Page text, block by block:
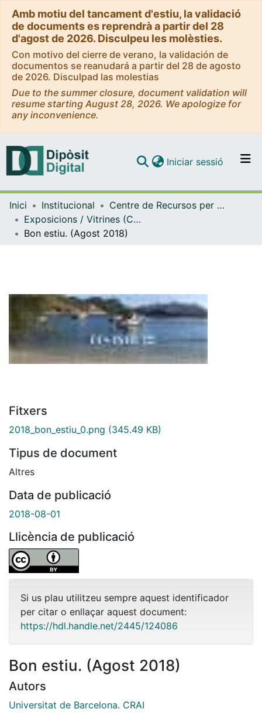
Amb motiu del tancament d'estiu, la validació
de documents es reprendrà a partir del 28
d'agost de 2026. Disculpeu les molèsties.
Con motivo del cierre de verano, la validación de
documentos se reanudará a partir del 28 de agosto
de 2026. Disculpad las molestias
Due to the summer closure, document validation will
resume starting August 28, 2026. We apologize for
any inconvenience.
Navega per tot el DD
Com publicar
Iniciar sessió (current)
Inici Institucional
Centre de Recursos per a l'Aprenentatge i la Investigació (CRAI-UB) - Institucional
Exposicions / Vitrines (CRAI-UB)
Bon estiu. (Agost 2018)
Fitxers
2018_bon_estiu_0.png (345.49 KB)
Tipus de document
Altres
Data de publicació
2018-08-01
Llicència de publicació
Si us plau utilitzeu sempre aquest identificador
per citar o enllaçar aquest document:
https://hdl.handle.net/2445/124086
Bon estiu. (Agost 2018)
Autors
Universitat de Barcelona. CRAI